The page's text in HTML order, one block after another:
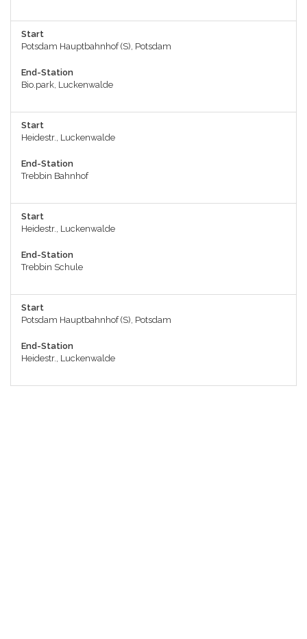
Start
Potsdam Hauptbahnhof (S), Potsdam
End-Station
Bio.park, Luckenwalde
Start
Heidestr., Luckenwalde
End-Station
Trebbin Bahnhof
Start
Heidestr., Luckenwalde
End-Station
Trebbin Schule
Start
Potsdam Hauptbahnhof (S), Potsdam
End-Station
Heidestr., Luckenwalde